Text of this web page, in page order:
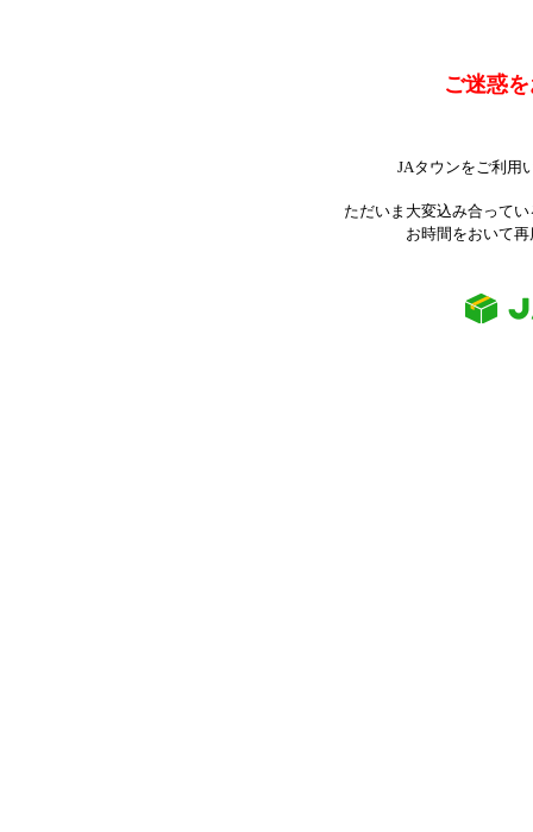
ご迷惑
JAタウンをご利用
ただいま大変込み合って
お時間をおいて